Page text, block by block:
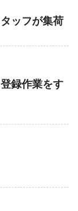
ッフが集荷
録作業をす